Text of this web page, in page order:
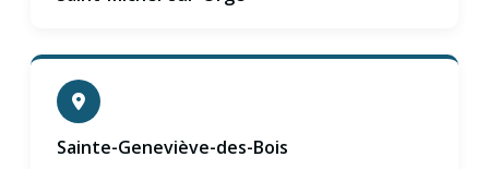
Sainte-Geneviève-des-Bois